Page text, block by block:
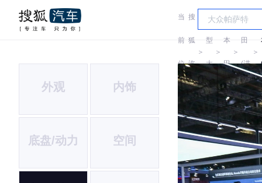
当
前
位
置:
搜
狐
汽
车
＞
车
型
大
全
＞
本
田
＞
本
田
(进
口)
＞
外观 内饰
底盘/动力 空间